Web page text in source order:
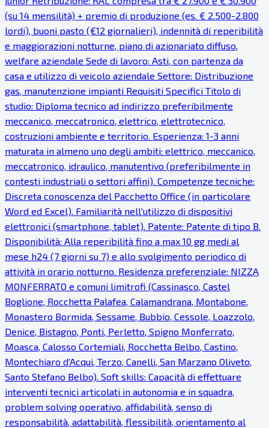
(su 14 mensilità) + premio di produzione (es. € 2.500-2.800
lordi), buoni pasto (€12 giornalieri), indennità di reperibilità
e maggiorazioni notturne, piano di azionariato diffuso,
welfare aziendale Sede di lavoro: Asti, con partenza da
casa e utilizzo di veicolo aziendale Settore: Distribuzione
gas, manutenzione impianti Requisiti Specifici Titolo di
studio: Diploma tecnico ad indirizzo preferibilmente
meccanico, meccatronico, elettrico, elettrotecnico,
costruzioni ambiente e territorio. Esperienza: 1-3 anni
maturata in almeno uno degli ambiti: elettrico, meccanico,
meccatronico, idraulico, manutentivo (preferibilmente in
contesti industriali o settori affini). Competenze tecniche:
Discreta conoscenza del Pacchetto Office (in particolare
Word ed Excel). Familiarità nell'utilizzo di dispositivi
elettronici (smartphone, tablet). Patente: Patente di tipo B.
Disponibilità: Alla reperibilità fino a max 10 gg medi al
mese h24 (7 giorni su 7) e allo svolgimento periodico di
attività in orario notturno. Residenza preferenziale: NIZZA
MONFERRATO e comuni limitrofi (Cassinasco, Castel
Boglione, Rocchetta Palafea, Calamandrana, Montabone,
Monastero Bormida, Sessame, Bubbio, Cessole, Loazzolo,
Denice, Bistagno, Ponti, Perletto, Spigno Monferrato,
Moasca, Calosso Cortemiali, Rocchetta Belbo, Castino,
Montechiaro d'Acqui, Terzo, Canelli, San Marzano Oliveto,
Santo Stefano Belbo). Soft skills: Capacità di effettuare
interventi tecnici articolati in autonomia e in squadra,
problem solving operativo, affidabilità, senso di
responsabilità, adattabilità, flessibilità, orientamento al